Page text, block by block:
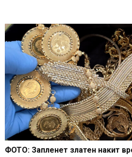
ФОТО: Запленет златен накит